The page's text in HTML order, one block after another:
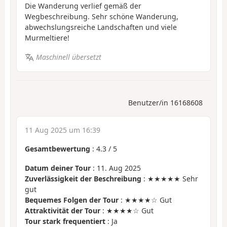
Die Wanderung verlief gemäß der
Wegbeschreibung. Sehr schöne Wanderung,
abwechslungsreiche Landschaften und viele
Murmeltiere!
Maschinell übersetzt
Benutzer/in 16168608
11 Aug 2025 um 16:39
Gesamtbewertung : 4.3 / 5
Datum deiner Tour : 11. Aug 2025
Zuverlässigkeit der Beschreibung : ★★★★★ Sehr
gut
Bequemes Folgen der Tour : ★★★★☆ Gut
Attraktivität der Tour : ★★★★☆ Gut
Tour stark frequentiert : Ja